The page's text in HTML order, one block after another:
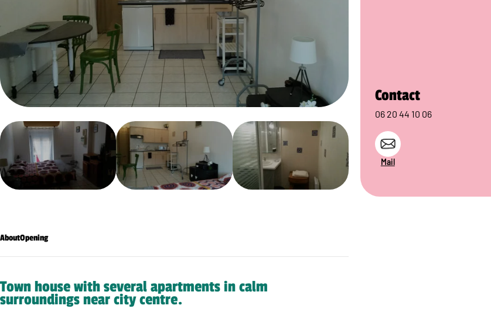
AboutOpening
Town house with several apartments in calm
surroundings near city centre.
Contact
06 20 44 10 06
Mail